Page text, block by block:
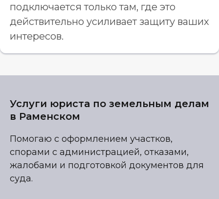
подключается только там, где это
действительно усиливает защиту ваших
интересов.
Услуги юриста по земельным делам
в Раменском
Помогаю с оформлением участков,
спорами с администрацией, отказами,
жалобами и подготовкой документов для
суда.